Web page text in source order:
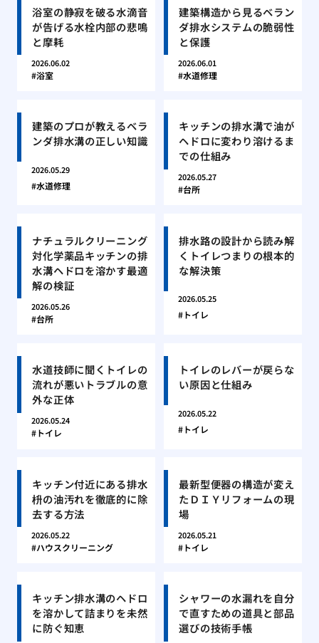
浴室の静寂を破る水滴音
が告げる水栓内部の悲鳴
と摩耗
2026.06.02
浴室
建築構造から見るベラン
ダ排水システムの脆弱性
と保護
2026.06.01
水道修理
建築のプロが教えるベラ
ンダ排水溝の正しい知識
2026.05.29
水道修理
キッチンの排水溝で油が
ヘドロに変わり溶けるま
での仕組み
2026.05.27
台所
ナチュラルクリーニング
対化学薬品キッチンの排
水溝ヘドロを溶かす最適
解の検証
2026.05.26
台所
排水路の設計から読み解
くトイレつまりの根本的
な解決策
2026.05.25
トイレ
水道技師に聞くトイレの
流れが悪いトラブルの意
外な正体
2026.05.24
トイレ
トイレのレバーが戻らな
い原因と仕組み
2026.05.22
トイレ
キッチン付近にある排水
枡の油汚れを徹底的に除
去する方法
2026.05.22
ハウスクリーニング
最新型便器の構造が変え
たＤＩＹリフォームの現
場
2026.05.21
トイレ
キッチン排水溝のヘドロ
を溶かして詰まりを未然
に防ぐ知恵
シャワーの水漏れを自分
で直すための道具と部品
選びの技術手帳